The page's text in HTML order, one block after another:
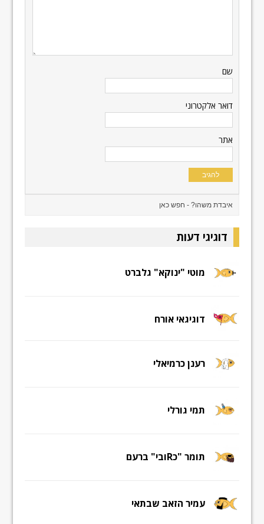
שם
דואר אלקטרוני
אתר
דוגיגי דעות
מוטי "ינוקא" גלברט
דוגיגאי אורח
רענן כרמיאלי
תמי גורלי
תומר "כRובי" ברעם
עמיר הזאב שבתאי